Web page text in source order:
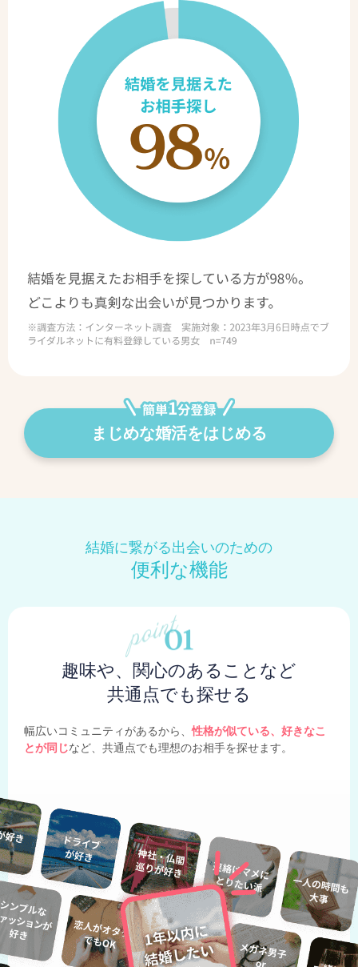
まじめな婚活をはじめる
結婚に繋がる出会いのための
便利な機能
趣味や、関心のあることなど
共通点でも探せる
幅広いコミュニティがあるから、性格が似ている、好きなこ
とが同じなど、共通点でも理想のお相手を探せます。